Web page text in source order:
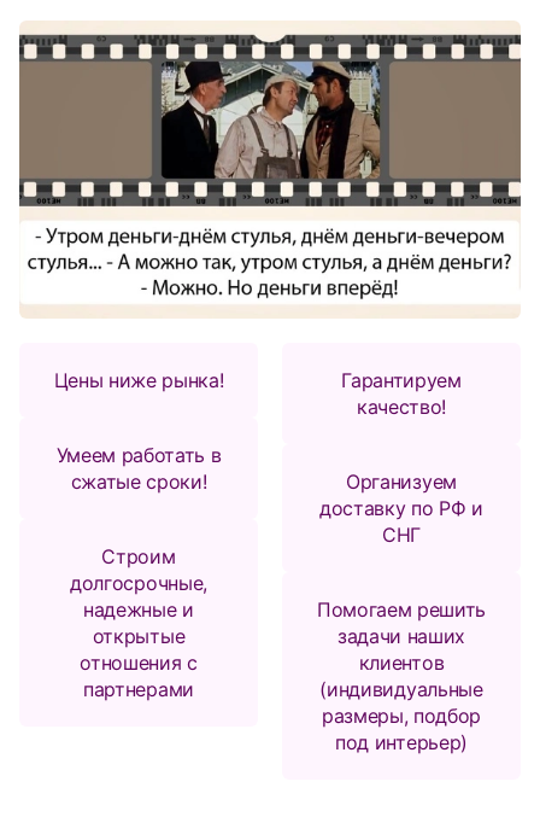
Цены ниже рынка!
Умеем работать в
сжатые сроки!
Строим
долгосрочные,
надежные и
открытые
отношения с
партнерами
Гарантируем
качество!
Организуем
доставку по РФ и
СНГ
Помогаем решить
задачи наших
клиентов
(индивидуальные
размеры, подбор
под интерьер)